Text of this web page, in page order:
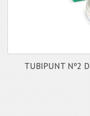
TUBIPUNT Nº2